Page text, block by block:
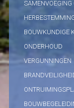
SAMENVOEGING
BOUWKUNDIGE
ONDERHOUD
VERGUNNINGEN